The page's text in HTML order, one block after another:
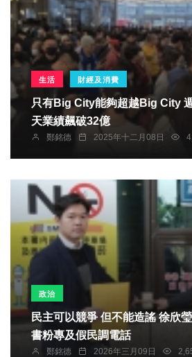
生活 財經及消費
只有Big City能夠超越Big City 週年慶再創新高 12
天業績飆破32億
鄭銘德 2025年十二月08日
政治
民主可以競爭 但不能造謠 徐欣瑩委託律師提告臉
書粉專及假民調電話
鄭銘德 2026年三月09日